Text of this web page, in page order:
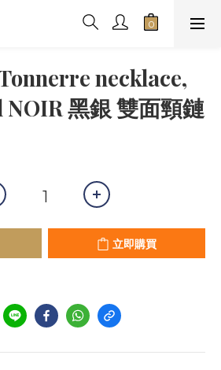
necklace,
黑銀 雙面頸鏈
立即購買